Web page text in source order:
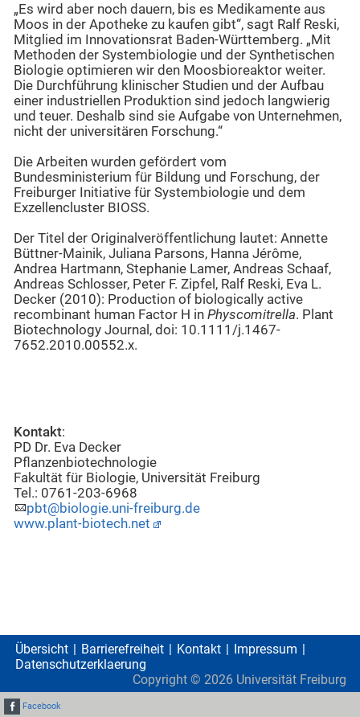
„Es wird aber noch dauern, bis es Medikamente aus
Moos in der Apotheke zu kaufen gibt“, sagt Ralf Reski,
Mitglied im Innovationsrat Baden-Württemberg. „Mit
Methoden der Systembiologie und der Synthetischen
Biologie optimieren wir den Moosbioreaktor weiter.
Die Durchführung klinischer Studien und der Aufbau
einer industriellen Produktion sind jedoch langwierig
und teuer. Deshalb sind sie Aufgabe von Unternehmen,
nicht der universitären Forschung.“
Die Arbeiten wurden gefördert vom
Bundesministerium für Bildung und Forschung, der
Freiburger Initiative für Systembiologie und dem
Exzellencluster BIOSS.
Der Titel der Originalveröffentlichung lautet: Annette
Büttner-Mainik, Juliana Parsons, Hanna Jérôme,
Andrea Hartmann, Stephanie Lamer, Andreas Schaaf,
Andreas Schlosser, Peter F. Zipfel, Ralf Reski, Eva L.
Decker (2010): Production of biologically active
recombinant human Factor H in Physcomitrella. Plant
Biotechnology Journal, doi: 10.1111/j.1467-
7652.2010.00552.x.
Kontakt:
PD Dr. Eva Decker
Pflanzenbiotechnologie
Fakultät für Biologie, Universität Freiburg
Tel.: 0761-203-6968
pbt@biologie.uni-freiburg.de
www.plant-biotech.net
Übersicht Barrierefreiheit Kontakt
Impressum
Datenschutzerklaerung
Copyright © 2026 Universität Freiburg
Facebook